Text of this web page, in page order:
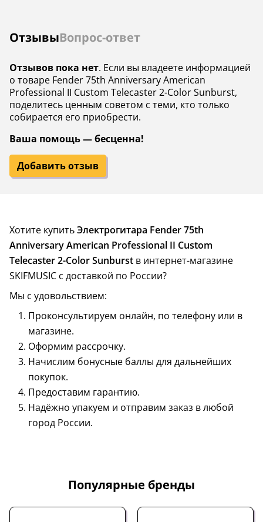
ОтзывыВопрос-ответ
Отзывов пока нет. Если вы владеете информацией
о товаре Fender 75th Anniversary American
Professional II Custom Telecaster 2-Color Sunburst,
поделитесь ценным советом с теми, кто только
собирается его приобрести.
Ваша помощь — бесценна!
Добавить отзыв
Хотите купитьЭлектрогитара Fender 75th
Anniversary American Professional II Custom
Telecaster 2-Color Sunburst в интернет-магазине
SKIFMUSIC с доставкой по России?
Мы с удовольствием:
Проконсультируем онлайн, по телефону или в
магазине.
Оформим рассрочку.
Начислим бонусные баллы для дальнейших
покупок.
Предоставим гарантию.
Надёжно упакуем и отправим заказ в любой
город России.
Популярные бренды